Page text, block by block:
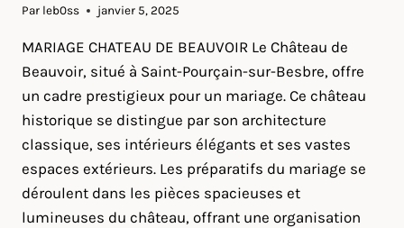
Par leb0ss janvier 5, 2025
MARIAGE CHATEAU DE BEAUVOIR Le Château de
Beauvoir, situé à Saint-Pourçain-sur-Besbre, offre
un cadre prestigieux pour un mariage. Ce château
historique se distingue par son architecture
classique, ses intérieurs élégants et ses vastes
espaces extérieurs. Les préparatifs du mariage se
déroulent dans les pièces spacieuses et
lumineuses du château, offrant une organisation